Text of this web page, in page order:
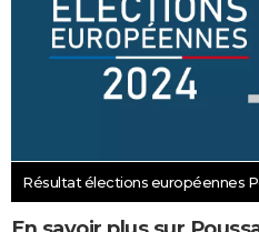
Résultat élections européennes